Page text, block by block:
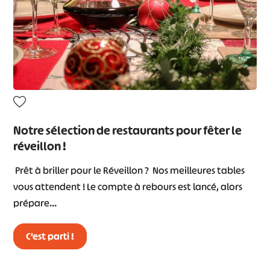
Notre sélection de restaurants pour fêter le
réveillon !
Prêt à briller pour le Réveillon ? Nos meilleures tables
vous attendent ! Le compte à rebours est lancé, alors
prépare…
C’est parti !